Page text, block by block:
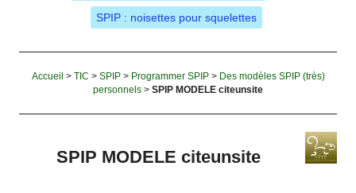
SPIP : noisettes pour squelettes
Accueil > TIC > SPIP> Programmer SPIP> Des modèles SPIP (très)
personnels > SPIP MODELE citeunsite
SPIP MODELE citeunsite